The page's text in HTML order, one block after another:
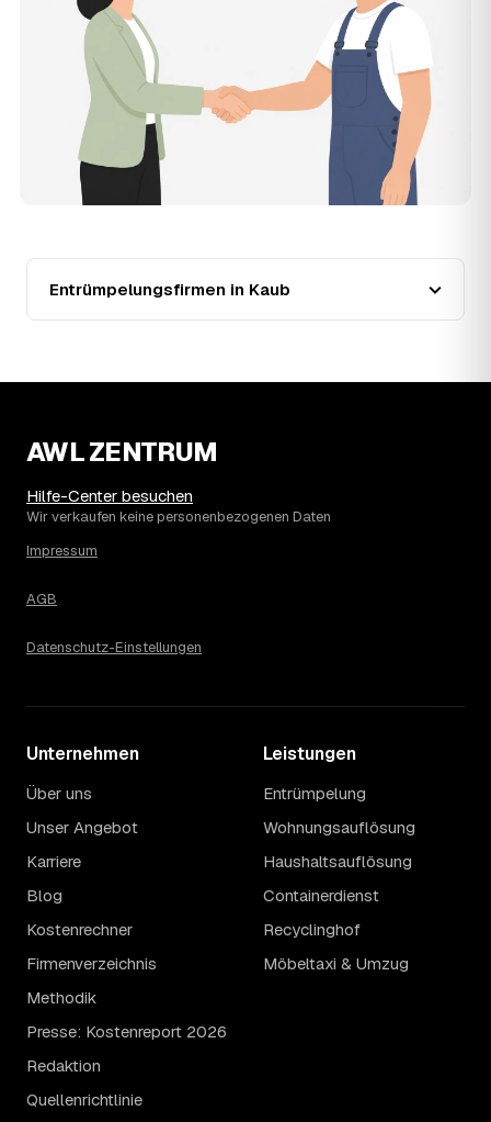
Wohnung in Kaub?
Für eine durchschnittliche Wohnung mit rund 65 m² liegen
die Kosten in Kaub bei etwa 1.840 €, das entspricht im
Schnitt rund 34,6 € je Quadratmeter. Zugänglichkeit
(Etage, Aufzug), Menge und Sperrmüllanteil verschieben
den Preis nach oben oder unten — den genauen
Festpreis nennt Ihnen der Entrümpler nach kurzer
Beschreibung.
Werden Entrümpelungen in Kaub in Zukunft
Seit 2021 verlief die Preisentwicklung in Kaub fallend (−31
%), mit dem bisherigen Höchststand im Jahr 2023. Eine
Prognose lässt sich daraus nicht ableiten, aber die Daten
zeigen: Wer frühzeitig anfragt, sichert sich das aktuelle
Die Spanne ergibt sich vor allem aus Menge und
eher am unteren Ende, eine voll möblierte Wohnung mit
Etage ohne Aufzug oder viel Sperrmüll eher am oberen.
Sondermüllanteil verschieben den Endpreis. Den genauen
kostenlosen Einschätzung.
Entrümpelungsfirmen in Kaub
AWL ZENTRUM
Hilfe-Center besuchen
Wir verkaufen keine personenbezogenen Daten
Impressum
AGB
Datenschutz-Einstellungen
Unternehmen
Über uns
Unser Angebot
Karriere
Blog
Kostenrechner
Firmenverzeichnis
Methodik
Presse: Kostenreport 2026
Redaktion
Quellenrichtlinie
Leistungen
Entrümpelung
Wohnungsauflösung
Haushaltsauflösung
Containerdienst
Recyclinghof
Möbeltaxi & Umzug